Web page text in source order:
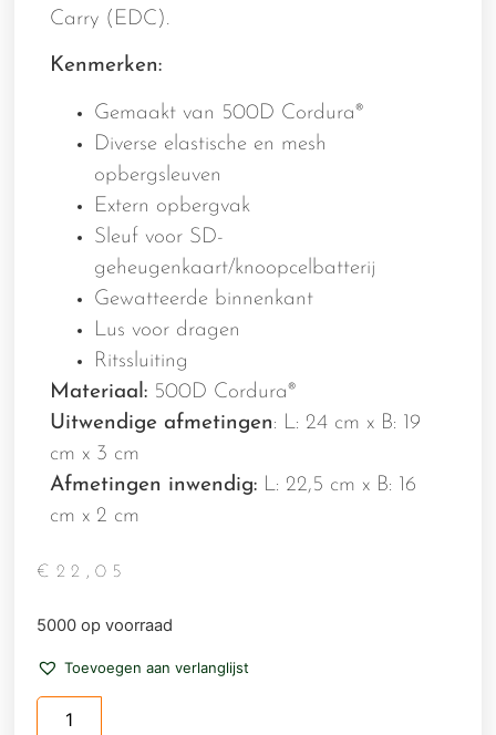
Carry (EDC).
Kenmerken:
Gemaakt van 500D Cordura®
Diverse elastische en mesh
opbergsleuven
Extern opbergvak
Sleuf voor SD-
geheugenkaart/knoopcelbatterij
Gewatteerde binnenkant
Lus voor dragen
Ritssluiting
Materiaal:500D Cordura®
Uitwendige afmetingen: L: 24 cm x B: 19
cm x 3 cm
Afmetingen inwendig:L: 22,5 cm x B: 16
cm x 2 cm
€ 22,05
5000 op voorraad
Toevoegen aan verlanglijst